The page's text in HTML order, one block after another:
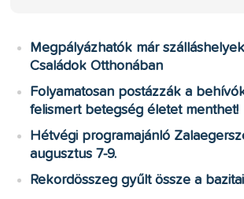
Megpályázhatók már
Családok Otthonában
Folyamatosan postázzák a
felismert betegség életet menthet!
Hétvégi programajánló
augusztus 7-9.
Rekordösszeg gyűlt össze a